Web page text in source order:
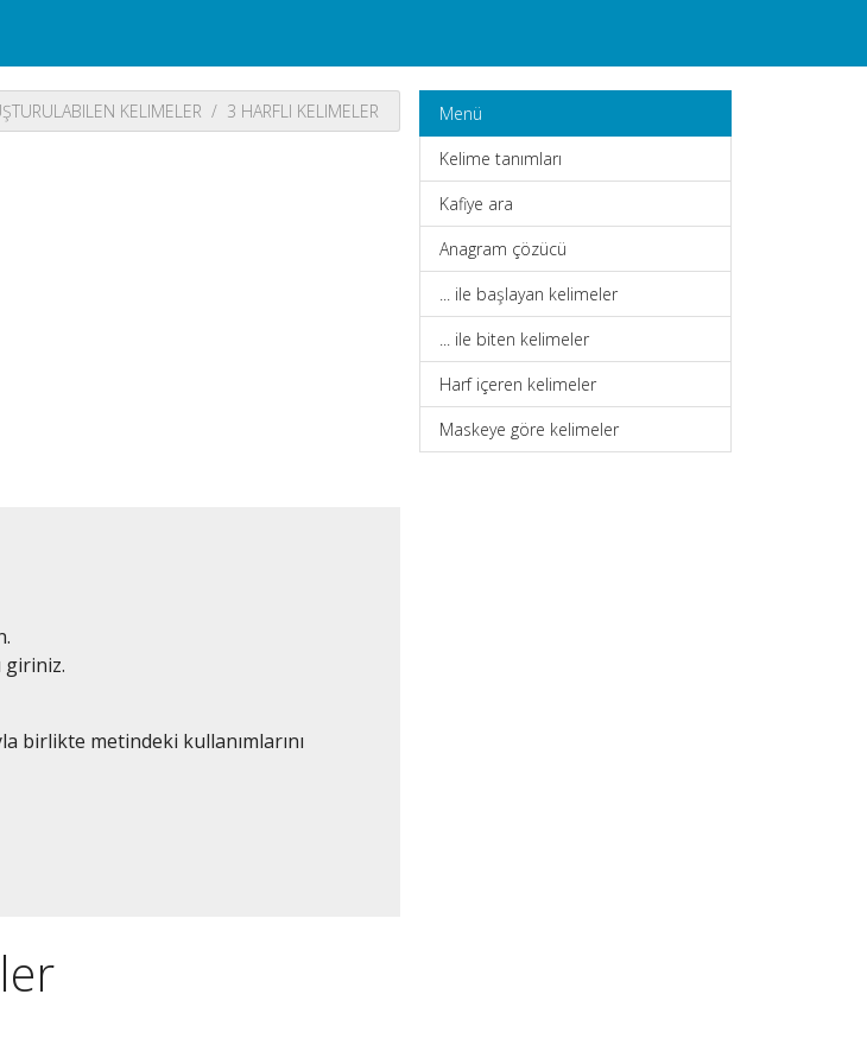
KELIMELER 3 HARFLI KELIMELER
giriniz.
birlikte metindeki kullanımlarını
Menü
Kelime tanımları
Kafiye ara
Anagram çözücü
... ile başlayan kelimeler
... ile biten kelimeler
Harf içeren kelimeler
Maskeye göre kelimeler